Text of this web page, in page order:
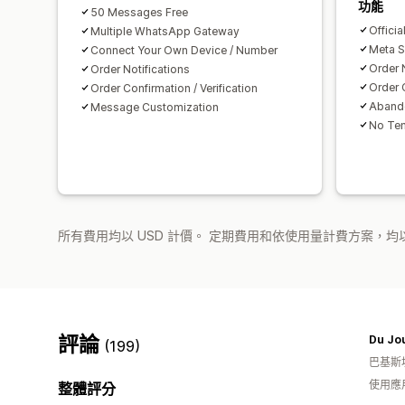
50 Messages Free
Multiple WhatsApp Gateway
Connect Your Own Device / Number
Order Notifications
Order Confirmation / Verification
Message Customization
功能
Meta
Order
Order
No
所有費用均以 USD 計價。 定期費用和依使用量計費方案，
評論 (199)
整體評分
Du
巴基斯
使用應